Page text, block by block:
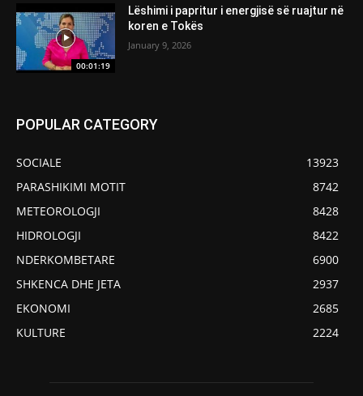
00:01:19
Lëshimi i papritur i energjisë së ruajtur në
koren e Tokës
January 9, 2026
POPULAR CATEGORY
SOCIALE
13923
PARASHIKIMI MOTIT
8742
METEOROLOGJI
8428
HIDROLOGJI
8422
NDERKOMBETARE
6900
SHKENCA DHE JETA
2937
EKONOMI
2685
KULTURE
2224